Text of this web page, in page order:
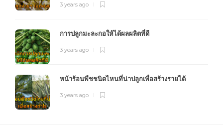
3 years ago
การปลูกมะละกอให้ได้ผลผลิตที่ดี
3 years ago
หน้าร้อนพืชชนิดไหนที่น่าปลูกเพื่อสร้างรายได้
3 years ago